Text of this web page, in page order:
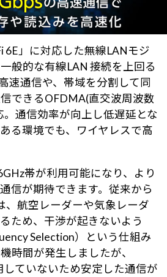
6E」に対応した無線LANモジ
般的な有線LAN 接続を上回る
速通信や、帯域を分割して同
できるOFDMA(直交波周波数
通信効率が向上し低遅延とな
る環境でも、ワイヤレスで高
帯が利用可能になり、より
信が期待できます。従来から
、航空レーダーや気象レーダ
ため、干渉が起きないよう
Selection）という仕組み
時間が発生しましたが、
していないため安定した通信が